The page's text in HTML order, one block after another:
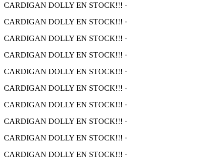
CARDIGAN DOLLY EN STOCK!!! ·
CARDIGAN DOLLY EN STOCK!!! ·
CARDIGAN DOLLY EN STOCK!!! ·
CARDIGAN DOLLY EN STOCK!!! ·
CARDIGAN DOLLY EN STOCK!!! ·
CARDIGAN DOLLY EN STOCK!!! ·
CARDIGAN DOLLY EN STOCK!!! ·
CARDIGAN DOLLY EN STOCK!!! ·
CARDIGAN DOLLY EN STOCK!!! ·
CARDIGAN DOLLY EN STOCK!!! ·